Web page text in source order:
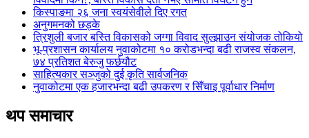
किस्पाङमा २६ जना स्वयंसेवीले दिए रगत
अनुगमनको छड्के
त्रिशुली बजार बस्ति विकासको जग्गा विवाद सुल्झाउन संयोजक तोकियो
भू-प्रशासन कार्यालय नुवाकोटमा १० करोडभन्दा बढी राजस्व संकलन,
७४ प्रतिशत बेरुजु फर्छयौट
साहित्यकार सञ्जुको दुई कृति सार्वजनिक
नुवाकोटमा एक हजारभन्दा बढी उपकरण र सिँचाइ पूर्वाधार निर्माण
थप समाचार